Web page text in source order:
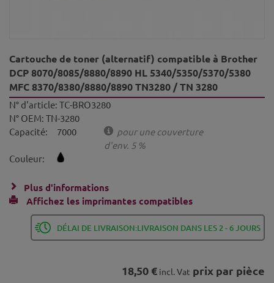
Cartouche de toner (alternatif) compatible à Brother
DCP 8070/8085/8880/8890 HL 5340/5350/5370/5380
MFC 8370/8380/8880/8890 TN3280 / TN 3280
N° d'article: TC-BRO3280
N° OEM: TN-3280
Capacité:
7000
pour une couverture
d'env. 5 %
Couleur:
Plus d'informations
Affichez les imprimantes compatibles
DÉLAI DE LIVRAISON:LIVRAISON DANS LES 2 - 6 JOURS
18,50 € incl. Vat prix par pièce